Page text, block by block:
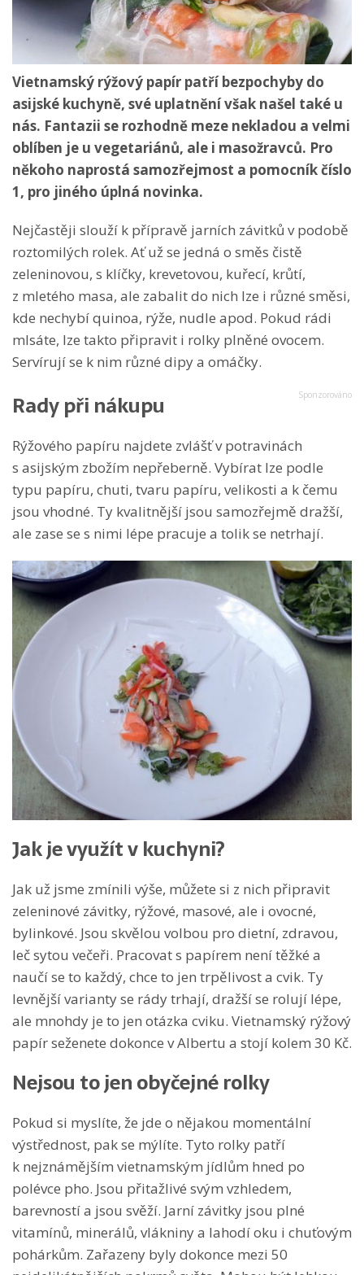
Vietnamský rýžový papír patří bezpochyby do
asijské kuchyně, své uplatnění však našel také u
nás. Fantazii se rozhodně meze nekladou a velmi
oblíben je u vegetariánů, ale i masožravců. Pro
někoho naprostá samozřejmost a pomocník číslo
1, pro jiného úplná novinka.
Nejčastěji slouží k přípravě jarních závitků v podobě
roztomilých rolek. Ať už se jedná o směs čistě
zeleninovou, s klíčky, krevetovou, kuřecí, krůtí,
z mletého masa, ale zabalit do nich lze i různé směsi,
kde nechybí quinoa, rýže, nudle apod. Pokud rádi
mlsáte, lze takto připravit i rolky plněné ovocem.
Servírují se k nim různé dipy a omáčky.
Rady při nákupu
Rýžového papíru najdete zvlášť v potravinách
s asijským zbožím nepřeberně. Vybírat lze podle
typu papíru, chuti, tvaru papíru, velikosti a k čemu
jsou vhodné. Ty kvalitnější jsou samozřejmě dražší,
ale zase se s nimi lépe pracuje a tolik se netrhají.
Jak je využít v kuchyni?
Jak už jsme zmínili výše, můžete si z nich připravit
zeleninové závitky, rýžové, masové, ale i ovocné,
bylinkové. Jsou skvělou volbou pro dietní, zdravou,
leč sytou večeři. Pracovat s papírem není těžké a
naučí se to každý, chce to jen trpělivost a cvik. Ty
levnější varianty se rády trhají, dražší se rolují lépe,
ale mnohdy je to jen otázka cviku. Vietnamský rýžový
papír seženete dokonce v Albertu a stojí kolem 30 Kč.
Nejsou to jen obyčejné rolky
Pokud si myslíte, že jde o nějakou momentální
výstřednost, pak se mýlíte. Tyto rolky patří
k nejznámějším vietnamským jídlům hned po
polévce pho. Jsou přitažlivé svým vzhledem,
barevností a jsou svěží. Jarní závitky jsou plné
vitamínů, minerálů, vlákniny a lahodí oku i chuťovým
pohárkům. Zařazeny byly dokonce mezi 50